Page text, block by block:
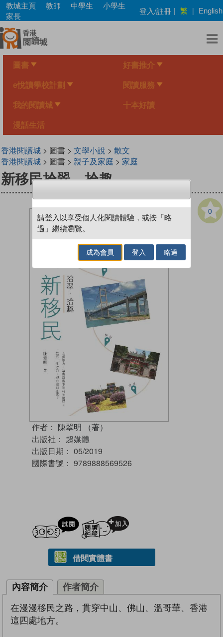
Skip
main
content
教城主頁 教師 中學生
小學生
家長
登入/註冊 | 繁 | English
圖書 好書推介
e悅讀學校計劃 閱讀服務
我的閱讀城 十本好讀
漫話生活
香港閱讀城> 圖書 > 文學小說 > 散文
香港閱讀城> 圖書 > 親子及家庭 > 家庭
新移民拾翠．拾趣
0
作者： 陳翠明 （著）
出版社： 超媒體
出版日期： 05/2019
國際書號： 9789888569526
試閲
借閱實體書
內容簡介 作者簡介
在漫漫移民之路，貫穿中山、佛山、溫哥華、香港
這四處地方。
請登入以享受個人化閱讀體驗，或按「略
過」繼續瀏覽。
成為會員 登入 略過